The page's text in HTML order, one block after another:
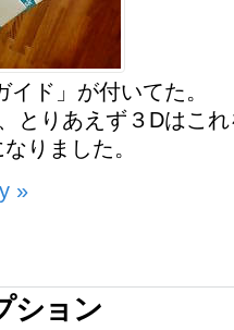
ド」が付いてた。
とりあえず３Dはこ
りました。
»
ション